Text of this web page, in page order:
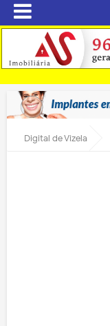
Digital de Vizela